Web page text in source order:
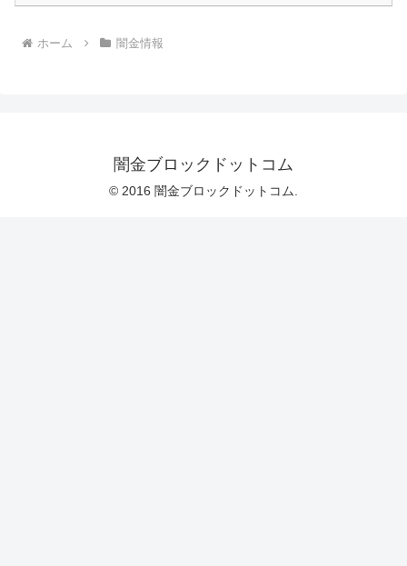
ホーム 闇金情報
闇金ブロックドットコム
© 2016 闇金ブロックドットコム.